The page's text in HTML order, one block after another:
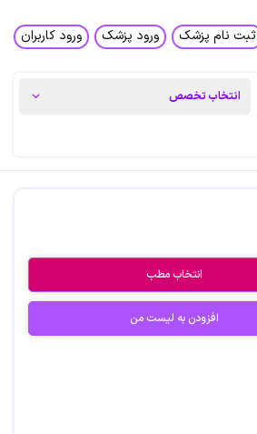
ثبت نام پزشک ورود پزشک ورود کاربران
انتخاب مطب
افزودن به لیست من